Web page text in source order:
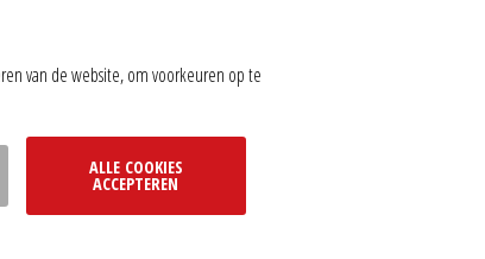
van de website, om voorkeuren op te
ALLE COOKIES
ACCEPTEREN